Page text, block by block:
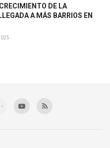
DE LA
A MÁS BARRIOS EN